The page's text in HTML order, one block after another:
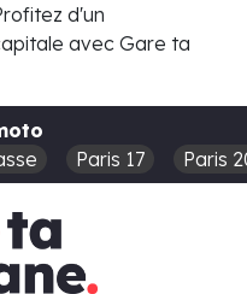
d'un
avec Gare ta
Paris 17 Paris